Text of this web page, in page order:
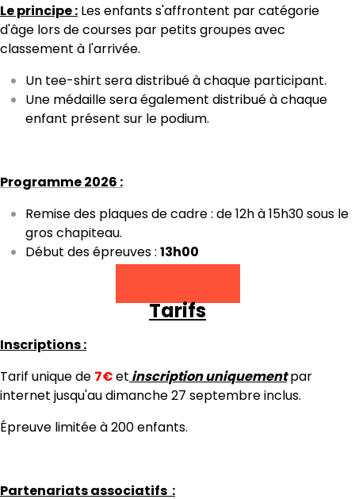
Le principe : Les enfants s'affrontent par catégorie
d'âge lors de courses par petits groupes avec
classement à l'arrivée.
Un tee-shirt sera distribué à chaque participant.
Une médaille sera également distribué à chaque
enfant présent sur le podium.
Programme 2026 :
Remise des plaques de cadre : de 12h à 15h30 sous le
gros chapiteau.
Début des épreuves : 13h00
Tarifs
Inscriptions :
Tarif unique de 7€et inscriptionuniquementpar
internet jusqu'au dimanche 27 septembre inclus.
Épreuve limitée à 200 enfants.
Partenariats associatifs :